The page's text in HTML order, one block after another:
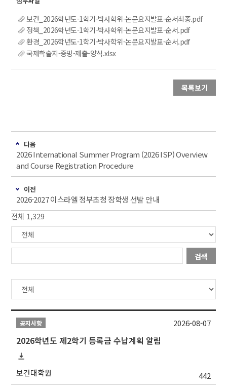
보건_2026학년도-1학기-박사학위-논문요지발표-순서최종.pdf
정책_2026학년도-1학기-박사학위-논문요지발표-순서.pdf
환경_2026학년도-1학기-박사학위-논문요지발표-순서.pdf
국제학술지-증빙-제출-양식.xlsx
목록보기
다음
2026 International Summer Program (2026 ISP) Overview
and Course Registration Procedure
이전
2026-2027 이스라엘 정부초청 장학생 선발 안내
전체 1,329
검색
공지사항
2026학년도 제2학기 등록금 수납계획 알림
보건대학원 442
2026-08-07